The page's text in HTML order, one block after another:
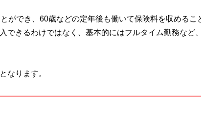
ができ、60歳などの定年後も働いて保険料を収めるこ
できるわけではなく、基本的にはフルタイム勤務など
なります。